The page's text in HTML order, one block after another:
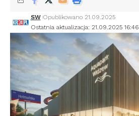
Ostatnia aktualizacja: 21.09.2025 16:46
SW Opublikowano 21.09.2025